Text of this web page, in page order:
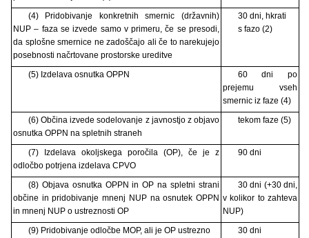
(4) Pridobivanje konkretnih smernic (državnih)
NUP – faza se izvede samo v primeru, če se presodi,
da splošne smernice ne zadoščajo ali če to narekujejo
posebnosti načrtovane prostorske ureditve
30 dni, hkrati
s fazo (2)
(5) Izdelava osnutka OPPN
60 dni po
prejemu vseh
smernic iz faze (4)
(6) Občina izvede sodelovanje z javnostjo z objavo
osnutka OPPN na spletnih straneh
tekom faze (5)
(7) Izdelava okoljskega poročila (OP), če je z
odločbo potrjena izdelava CPVO
90 dni
(8) Objava osnutka OPPN in OP na spletni strani
občine in pridobivanje mnenj NUP na osnutek OPPN
in mnenj NUP o ustreznosti OP
30 dni (+30 dni,
v kolikor to zahteva
NUP)
(9) Pridobivanje odločbe MOP, ali je OP ustrezno
30 dni